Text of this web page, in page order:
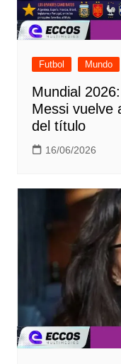
Futbol Mundo
Mundial
Messi vuelve
del título
16/06/2026